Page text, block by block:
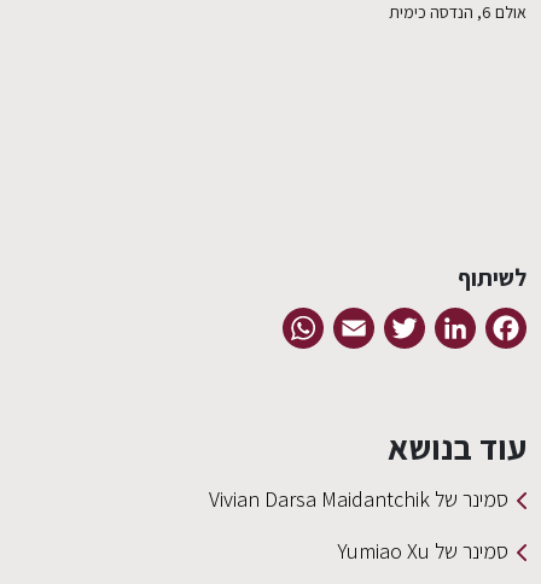
אולם 6, הנדסה כימית
לשיתוף
Facebook
LinkedIn
Twitter
Email
עוד בנושא
סמינר של Vivian Darsa Maidantchik
סמינר של Yumiao Xu